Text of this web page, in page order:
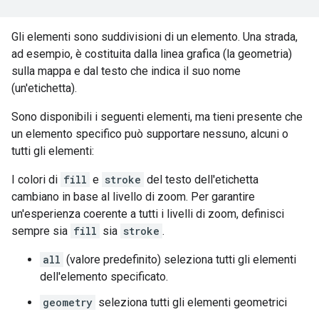
Gli elementi sono suddivisioni di un elemento. Una strada,
ad esempio, è costituita dalla linea grafica (la geometria)
sulla mappa e dal testo che indica il suo nome
(un'etichetta).
Sono disponibili i seguenti elementi, ma tieni presente che
un elemento specifico può supportare nessuno, alcuni o
tutti gli elementi:
I colori di fill e stroke del testo dell'etichetta
cambiano in base al livello di zoom. Per garantire
un'esperienza coerente a tutti i livelli di zoom, definisci
sempre sia fill sia stroke .
all (valore predefinito) seleziona tutti gli elementi
dell'elemento specificato.
geometry seleziona tutti gli elementi geometrici